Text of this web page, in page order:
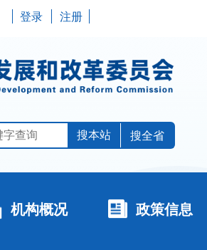
登录 注册
搜全省
机构概况 政策信息